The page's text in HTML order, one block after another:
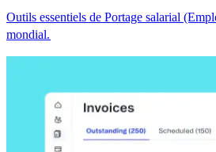
Outils essentiels de Portage salarial
mondial.​​